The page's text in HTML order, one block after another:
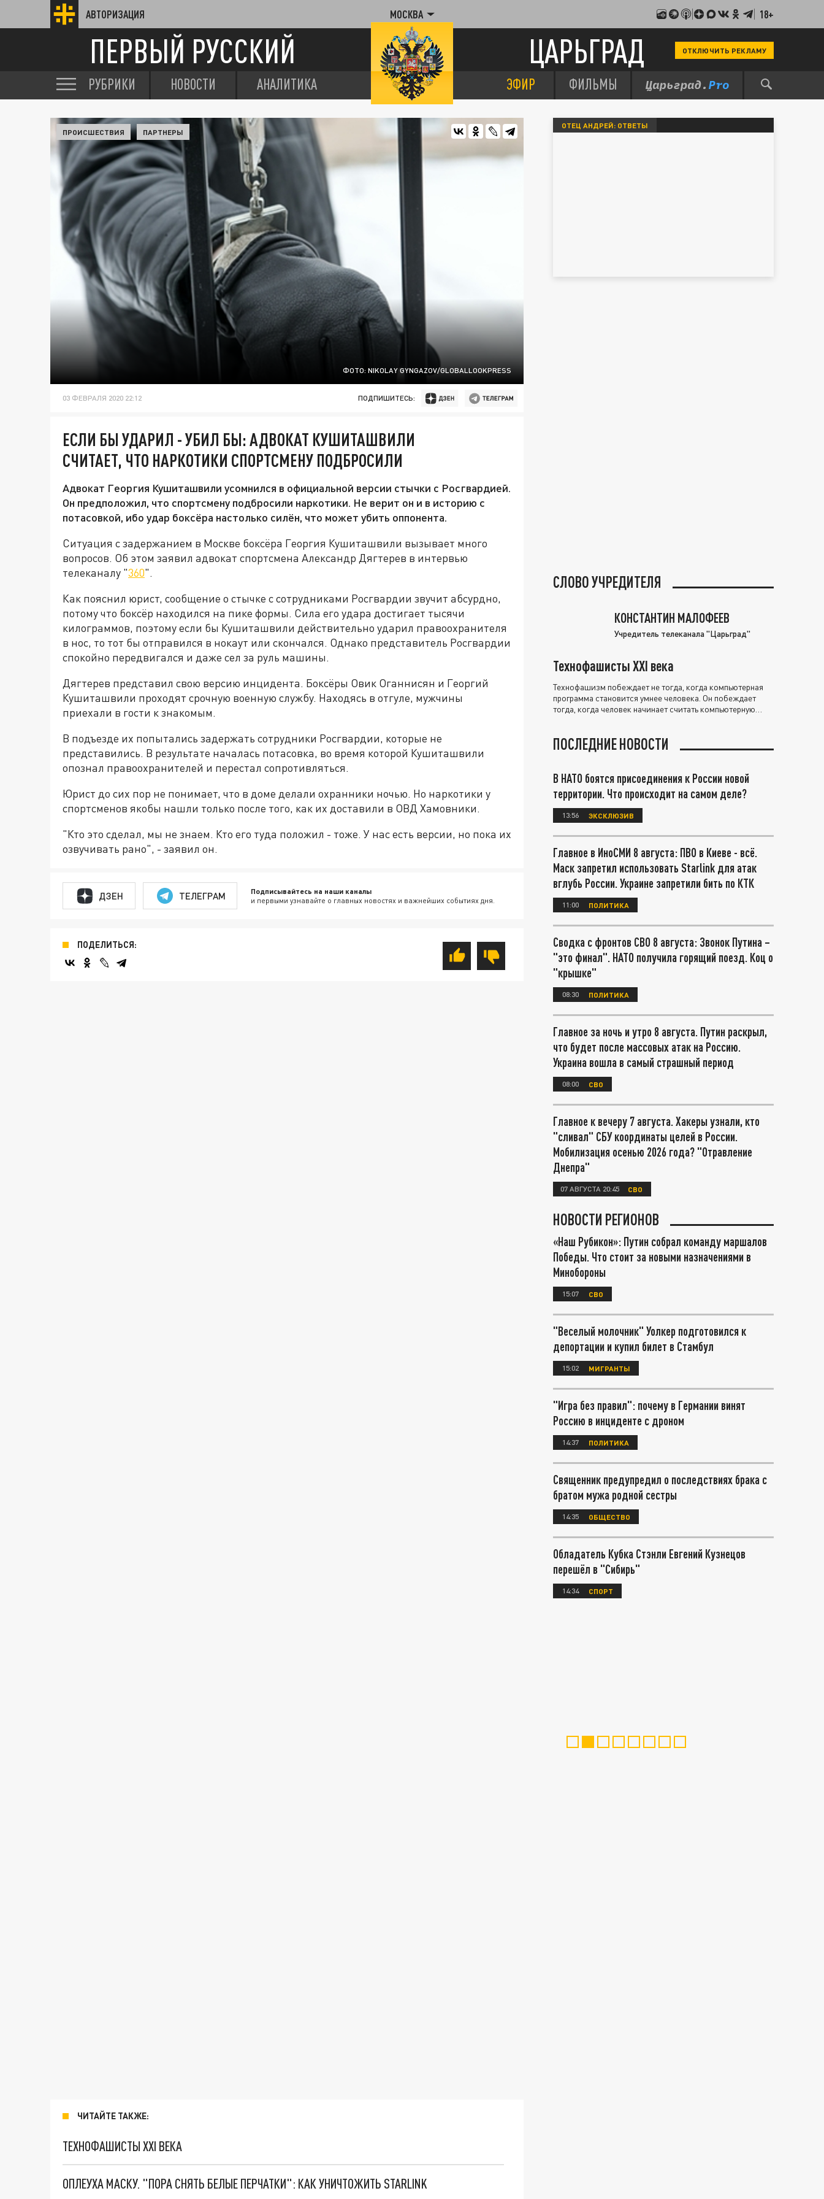
АВТОРИЗАЦИЯ МОСКВА 18+
ПЕРВЫЙ РУССКИЙ ЦАРЬГРАД ОТКЛЮЧИТЬ РЕКЛАМУ
РУБРИКИ НОВОСТИ АНАЛИТИКА ЭФИР ФИЛЬМЫ
ФОТО: NIKOLAY GYNGAZOV/GLOBALLOOKPRESS
ПРОИСШЕСТВИЯ ПАРТНЕРЫ
03 ФЕВРАЛЯ 2020 22:12 ПОДПИШИТЕСЬ:
ЕСЛИ БЫ УДАРИЛ - УБИЛ БЫ: АДВОКАТ КУШИТАШВИЛИ
СЧИТАЕТ, ЧТО НАРКОТИКИ СПОРТСМЕНУ ПОДБРОСИЛИ
Адвокат Георгия Кушиташвили усомнился в официальной версии стычки с Росгвардией.
Он предположил, что спортсмену подбросили наркотики. Не верит он и в историю с
потасовкой, ибо удар боксёра настолько силён, что может убить оппонента.
Ситуация с задержанием в Москве боксёра Георгия Кушиташвили вызывает много
вопросов. Об этом заявил адвокат спортсмена Александр Дягтерев в интервью
телеканалу "360".
Как пояснил юрист, сообщение о стычке с сотрудниками Росгвардии звучит абсурдно,
потому что боксёр находился на пике формы. Сила его удара достигает тысячи
килограммов, поэтому если бы Кушиташвили действительно ударил правоохранителя
в нос, то тот бы отправился в нокаут или скончался. Однако представитель Росгвардии
спокойно передвигался и даже сел за руль машины.
Дягтерев представил свою версию инцидента. Боксёры Овик Оганнисян и Георгий
Кушиташвили проходят срочную военную службу. Находясь в отгуле, мужчины
приехали в гости к знакомым.
В подъезде их попытались задержать сотрудники Росгвардии, которые не
представились. В результате началась потасовка, во время которой Кушиташвили
опознал правоохранителей и перестал сопротивляться.
Юрист до сих пор не понимает, что в доме делали охранники ночью. Но наркотики у
спортсменов якобы нашли только после того, как их доставили в ОВД Хамовники.
"Кто это сделал, мы не знаем. Кто его туда положил - тоже. У нас есть версии, но пока их
озвучивать рано", - заявил он.
ДЗЕН ТЕЛЕГРАМ Подписывайтесь на наши каналы
и первыми узнавайте о главных новостях и важнейших событиях дня.
ПОДЕЛИТЬСЯ:
ЧИТАЙТЕ ТАКЖЕ:
ТЕХНОФАШИСТЫ XXI ВЕКА
ОПЛЕУХА МАСКУ. "ПОРА СНЯТЬ БЕЛЫЕ ПЕРЧАТКИ": КАК УНИЧТОЖИТЬ STARLINK
ОТЕЦ АНДРЕЙ: ОТВЕТЫ
СЛОВО УЧРЕДИТЕЛЯ
КОНСТАНТИН МАЛОФЕЕВ
Учредитель телеканала "Царьград"
Технофашисты XXI века
Технофашизм побеждает не тогда, когда компьютерная
программа становится умнее человека. Он побеждает
тогда, когда человек начинает считать компьютерную
ПОСЛЕДНИЕ НОВОСТИ
В НАТО боятся присоединения к России новой
территории. Что происходит на самом деле?
13:56 ЭКСКЛЮЗИВ
Главное в ИноСМИ 8 августа: ПВО в Киеве - всё.
Маск запретил использовать Starlink для атак
вглубь России. Украине запретили бить по КТК
11:00 ПОЛИТИКА
Сводка с фронтов СВО 8 августа: Звонок Путина –
"это финал". НАТО получила горящий поезд. Коц о
"крышке"
08:30 ПОЛИТИКА
Главное за ночь и утро 8 августа. Путин раскрыл,
что будет после массовых атак на Россию.
Украина вошла в самый страшный период
08:00 СВО
Главное к вечеру 7 августа. Хакеры узнали, кто
"сливал" СБУ координаты целей в России.
Мобилизация осенью 2026 года? "Отравление
Днепра"
07 АВГУСТА 20:45 СВО
НОВОСТИ РЕГИОНОВ
«Наш Рубикон»: Путин собрал команду маршалов
Победы. Что стоит за новыми назначениями в
Минобороны
15:07 СВО
"Веселый молочник" Уолкер подготовился к
депортации и купил билет в Стамбул
15:02 МИГРАНТЫ
"Игра без правил": почему в Германии винят
Россию в инциденте с дроном
14:37 ПОЛИТИКА
Священник предупредил о последствиях брака с
братом мужа родной сестры
14:35 ОБЩЕСТВО
Обладатель Кубка Стэнли Евгений Кузнецов
перешёл в "Сибирь"
14:34 СПОРТ